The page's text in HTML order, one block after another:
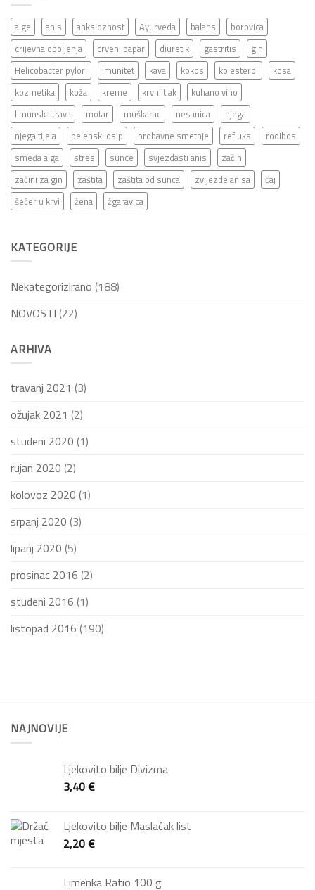
alge anis anksioznost Ayurveda balans
borovica
crijevna oboljenja
crveni papar diuretik gastritis
gin
Helicobacter pylori
imunitet kava kokos kolesterol
kosa
kozmetika
koža kreme krvni tlak
kuhano vino
limunska trava
motar muškarac nesanica
njega
njega tijela
pelenski osip probavne smetnje refluks
rooibos
smeđa alga
stres sunce svjezdasti anis
začin
začini za gin
zaštita zaštita od sunca zvijezde anisa
čaj
šećer u krvi
žena žgaravica
KATEGORIJE
Nekategorizirano (188)
NOVOSTI (22)
ARHIVA
travanj 2021 (3)
ožujak 2021 (2)
studeni 2020 (1)
rujan 2020 (2)
kolovoz 2020 (1)
srpanj 2020 (3)
lipanj 2020 (5)
prosinac 2016 (2)
studeni 2016 (1)
listopad 2016 (190)
NAJNOVIJE
Ljekovito bilje Divizma
3,40€
Ljekovito bilje Maslačak list
2,20€
Limenka Ratio 100 g